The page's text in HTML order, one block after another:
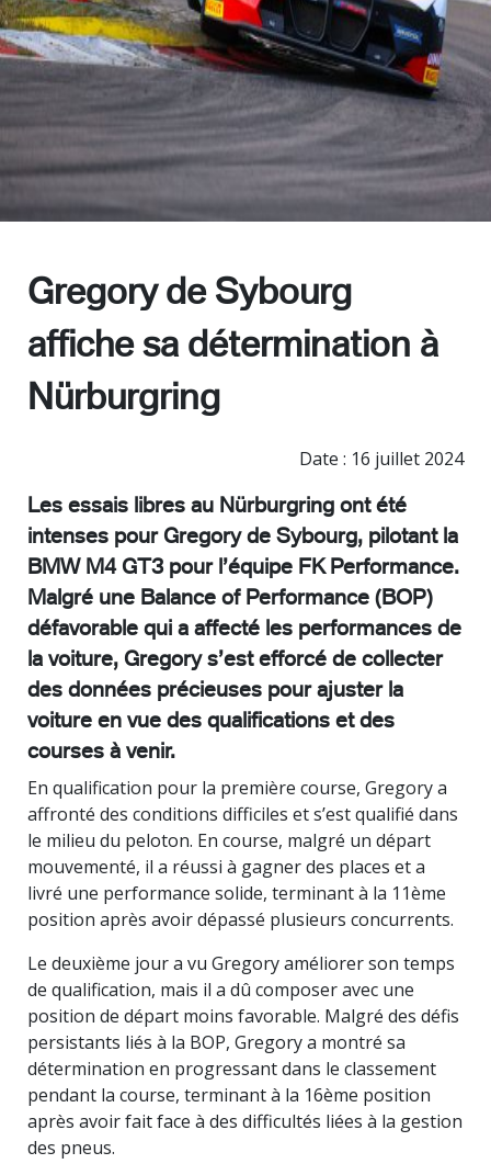
Races
Team
Contact
Gregory de Sybourg
affiche sa détermination à
Nürburgring
Date : 16 juillet 2024
Les essais libres au Nürburgring ont été
intenses pour Gregory de Sybourg, pilotant la
BMW M4 GT3 pour l’équipe FK Performance.
Malgré une Balance of Performance (BOP)
défavorable qui a affecté les performances de
la voiture, Gregory s’est efforcé de collecter
des données précieuses pour ajuster la
voiture en vue des qualifications et des
courses à venir.
En qualification pour la première course, Gregory a
affronté des conditions difficiles et s’est qualifié dans
le milieu du peloton. En course, malgré un départ
mouvementé, il a réussi à gagner des places et a
livré une performance solide, terminant à la 11ème
position après avoir dépassé plusieurs concurrents.
Le deuxième jour a vu Gregory améliorer son temps
de qualification, mais il a dû composer avec une
position de départ moins favorable. Malgré des défis
persistants liés à la BOP, Gregory a montré sa
détermination en progressant dans le classement
pendant la course, terminant à la 16ème position
après avoir fait face à des difficultés liées à la gestion
des pneus.